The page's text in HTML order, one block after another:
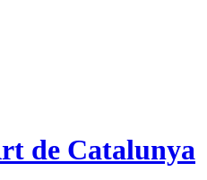
de Catalunya